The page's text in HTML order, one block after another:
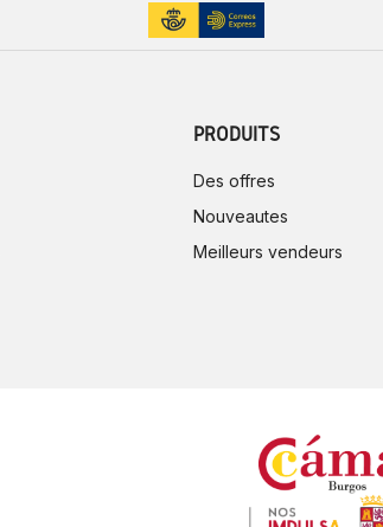
PRODUITS
Des offres
Nouveautes
Meilleurs vendeurs